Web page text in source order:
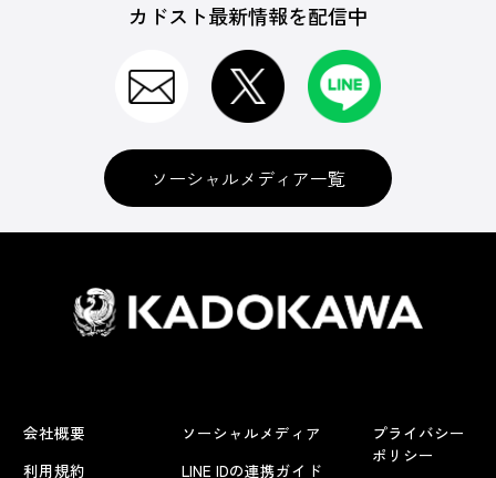
カドスト最新情報を配信中
ソーシャルメディア一覧
会社概要
利用規約
ソーシャルメディア
LINE IDの連携ガイド
プライバシー
ポリシー